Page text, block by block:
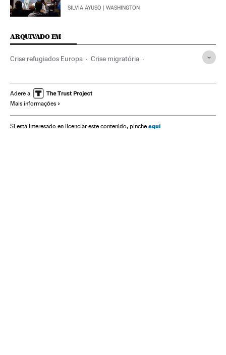
SILVIA AYUSO | WASHINGTON
ARQUIVADO EM
Crise refugiados Europa Crise migratória
Imigração irregular Grécia
Vítimas guerra
Migração Política exterior Desastres Europa Sul
Adere a
Mais informações
Si está interesado en licenciar este contenido, pinche aquí